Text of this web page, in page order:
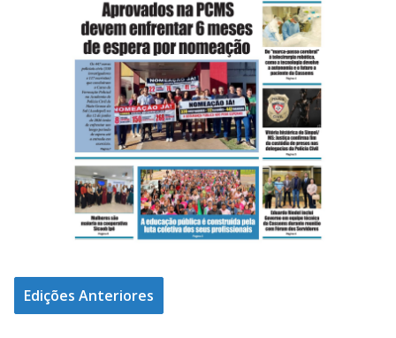
Edições Anteriores